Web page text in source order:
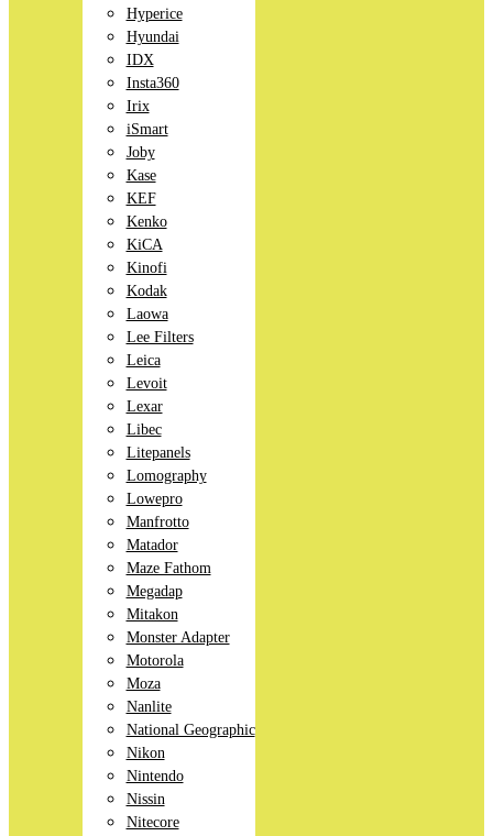
Hyperice
Hyundai
IDX
Insta360
Irix
iSmart
Joby
Kase
KEF
Kenko
KiCA
Kinofi
Kodak
Laowa
Lee Filters
Leica
Levoit
Lexar
Libec
Litepanels
Lomography
Lowepro
Manfrotto
Matador
Maze Fathom
Megadap
Mitakon
Monster Adapter
Motorola
Moza
Nanlite
National Geographic
Nikon
Nintendo
Nissin
Nitecore